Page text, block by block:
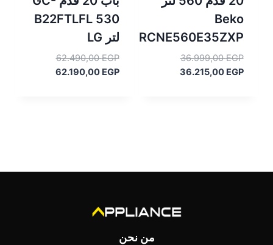
Beko
RCNE560E35ZXP
36.999,00EGP
السعر
الأصلي36.215,00 EGP
السعر
B22FTLFL 530
لتر LG
62.490,00EGP
السعر
الأصلي62.190,00 EGP
السعر
من نحن